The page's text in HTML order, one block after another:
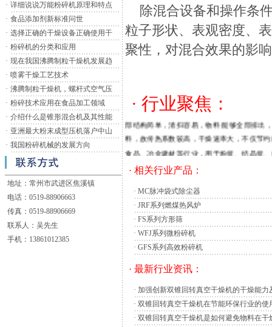
· 详细说说万能粉碎机原理和特点
· 食品添加剂新标准问世
· 选择正确的干燥设备正确使用干
· 粉碎机的分类和应用
· 现在我国沸腾制粒干燥机发展趋
· 喷雾干燥工艺技术
· 沸腾制粒干燥机，螺杆式空气压
· 粉碎技术应用在食品加工领域
· 介绍什么是锥形混合机及其性能
· 亚洲最大粉末成型压机落户中山
· 我国粉碎机械的发展方向
地址：常州市武进区焦溪镇
电话：0519-88906663
传真：0519-88906669
联系人：吴先生
手机：13861012385
除混合设备和操作条
粒子形状、表观密度、
聚性，对混合效果的影
· 行业聚焦：
1、 无特色产品
虽然我国有众多的干燥设备厂,但这些厂主
取胜。众所周知,干燥设备是以单件设计和
燥于一体的新型干燥机。将冷凝器，真空泵
部结构简单，清扫容易，物料 能够全部排出
料，故传热系数较高，干燥速率大，不仅节
食品、冶金建材等行业，用于粉状、结晶状
湿量的物料干燥到含湿量低于0.5%。
去，干燥设备，主要来自日本，欧洲和美国
一乡镇开辟了长江三角洲地区。一般情况下
个大型企业。然而，记者了解到，干燥设备
有一个的资格一些老企业在2002年首次实
卫生、农业科研、环境保护等研究应用领域
解、易氧化物质和复杂成分物品进行快速高
次，它的维修工作很简单，因为它的结构比
全危害，需保证双锥回转真空干燥机的清洁
双锥回转真空干燥机的化学清洗就是通
成技先进技术最新研制的一种新型超细微木
· 相关行业产品：
·MC脉冲袋式除尘器
·JRF系列燃煤热风炉
·FS系列方形筛
·WFJ系列微粉碎机
·GFS系列高效粉碎机
· 最新行业资讯：
· 加强创新双锥回转真空干燥机的干燥能力
·双锥回转真空干燥机在节能环保行业的使
·双锥回转真空干燥机是如何避免物料在干